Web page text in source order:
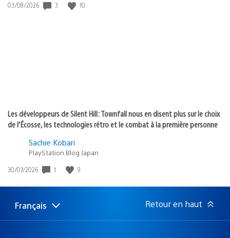
Date
03/08/2026 3 10
Les développeurs de Silent Hill: Townfall nous en disent plus sur le choix
de l’Écosse, les technologies rétro et le combat à la première personne
Sachie Kobari
PlayStation.Blog Japan
Date
publication
30/07/2026 1 9
Choisir
une
Région
actuelle
Français Retour en haut